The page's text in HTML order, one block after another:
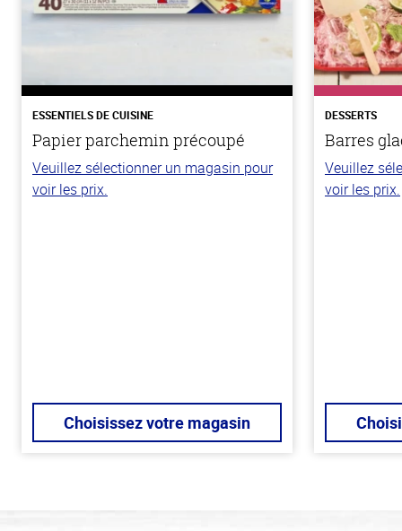
ESSENTIELS DE CUISINE
Papier parchemin précoupé
Veuillez sélectionner un magasin pour
voir les prix.
Choisissez votre magasin
DESSERTS
Barres
Veuillez
voir les prix.